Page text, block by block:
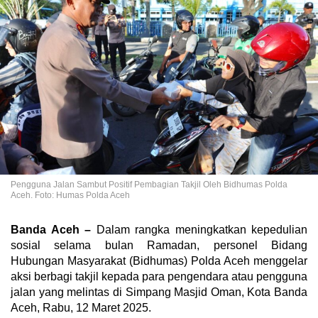
Pengguna Jalan Sambut Positif Pembagian Takjil Oleh Bidhumas Polda
Aceh. Foto: Humas Polda Aceh
Banda Aceh – Dalam rangka meningkatkan kepedulian
sosial selama bulan Ramadan, personel Bidang
Hubungan Masyarakat (Bidhumas) Polda Aceh menggelar
aksi berbagi takjil kepada para pengendara atau pengguna
jalan yang melintas di Simpang Masjid Oman, Kota Banda
Aceh, Rabu, 12 Maret 2025.